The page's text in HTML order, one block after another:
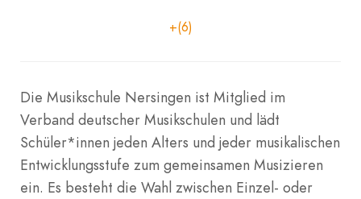
+(6)
Die Musikschule Nersingen ist Mitglied im
Verband deutscher Musikschulen und lädt
Schüler*innen jeden Alters und jeder musikalischen
Entwicklungsstufe zum gemeinsamen Musizieren
ein. Es besteht die Wahl zwischen Einzel- oder